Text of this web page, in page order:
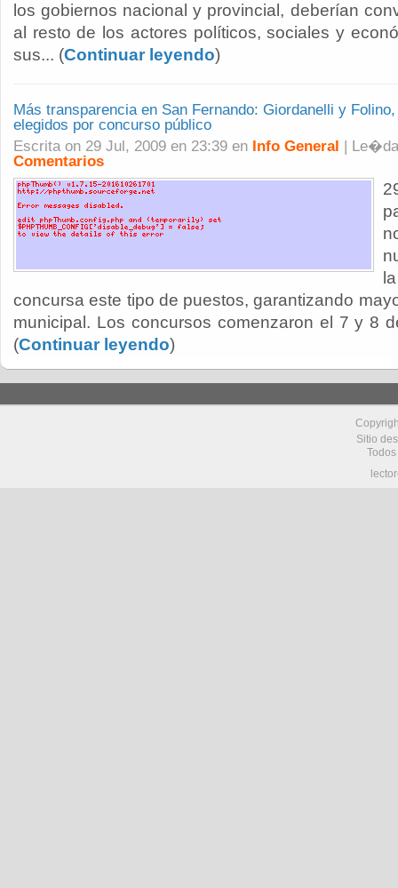
los gobiernos nacional y provincial, deberían
al resto de los actores políticos, sociales y
sus... (Continuar leyendo)
Más transparencia en San Fernando: Giordanelli y
elegidos por concurso público
Escrita on 29 Jul, 2009 en 23:39 en Info General |
Comentarios
concursa este tipo de puestos, garantizando
municipal. Los concursos comenzaron el 7 y 8
(Continuar leyendo)
Sitio